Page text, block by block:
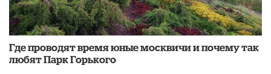
Где проводят время юные москвичи и почему так
любят Парк Горького